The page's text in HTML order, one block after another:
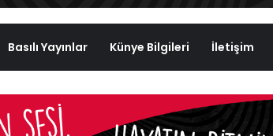
Basılı Yayınlar Künye Bilgileri İletişim